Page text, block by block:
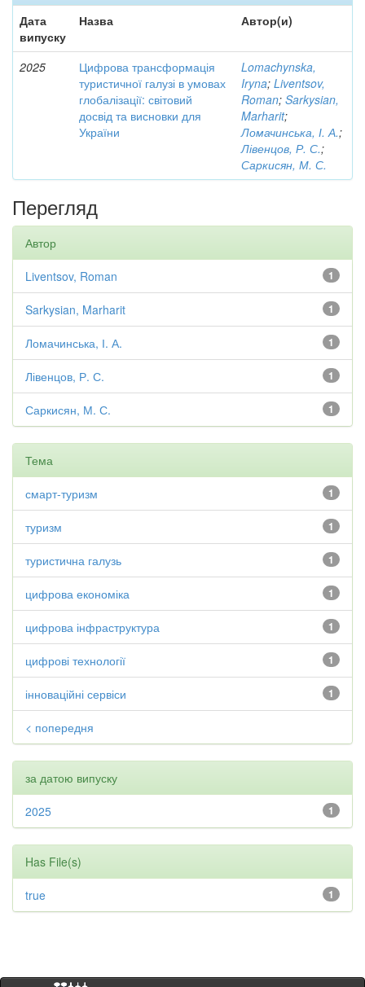
Дата
випуску
Назва Автор(и)
2025
Цифрова трансформація
туристичної галузі в умовах
глобалізації: світовий
досвід та висновки для
України
Lomachynska,
Iryna; Liventsov,
Roman; Sarkysian,
Marharit;
Ломачинська, І. А.;
Лівенцов, Р. С.;
Саркисян, М. С.
Перегляд
Автор
1
Liventsov, Roman
1
Sarkysian, Marharit
1
Ломачинська, І. А.
1
Лівенцов, Р. С.
1
Саркисян, М. С.
Тема
1
смарт-туризм
1
туризм
1
туристична галузь
1
цифрова економіка
1
цифрова інфраструктура
1
цифрові технології
1
інноваційні сервіси
< попередня
за датою випуску
1
2025
Has File(s)
1
true